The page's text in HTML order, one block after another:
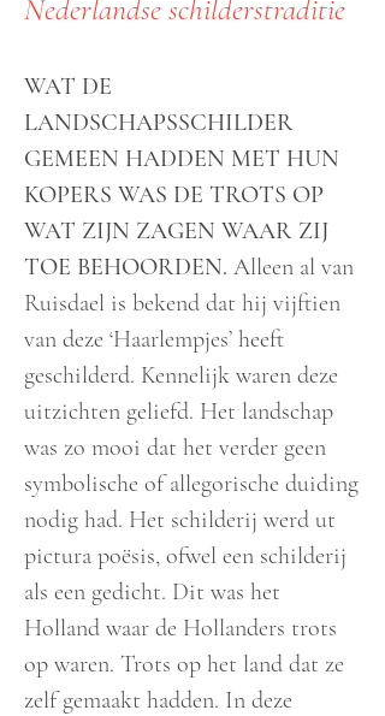
Nederlandse schilderstraditie
WAT DE
LANDSCHAPSSCHILDER
GEMEEN HADDEN MET HUN
KOPERS WAS DE TROTS OP
WAT ZIJN ZAGEN WAAR ZIJ
TOE BEHOORDEN. Alleen al van
Ruisdael is bekend dat hij vijftien
van deze ‘Haarlempjes’ heeft
geschilderd. Kennelijk waren deze
uitzichten geliefd. Het landschap
was zo mooi dat het verder geen
symbolische of allegorische duiding
nodig had. Het schilderij werd ut
pictura poësis, ofwel een schilderij
als een gedicht. Dit was het
Holland waar de Hollanders trots
op waren. Trots op het land dat ze
zelf gemaakt hadden. In deze